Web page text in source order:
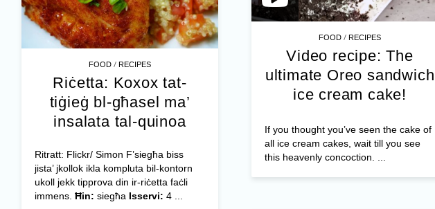
FOOD /RECIPES
Riċetta: Koxox tat-
tiġieġ bl-għasel ma’
insalata tal-quinoa
Ritratt: Flickr/ Simon F’siegħa biss
jista’ jkollok ikla kompluta bil-kontorn
ukoll jekk tipprova din ir-riċetta faċli
immens. Ħin: siegħa Isservi: 4 ...
FOOD /RECIPES
Video recipe: The
ultimate Oreo sandwich
ice cream cake!
If you thought you’ve seen the cake of
all ice cream cakes, wait till you see
this heavenly concoction. ...